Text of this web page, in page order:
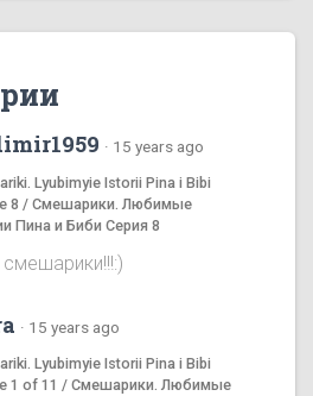
· 15 years ago
Lyubimyie Istorii Pina i Bibi
8 / Смешарики. Любимые
Пина и Биби Серия 8
смешаpики!!!:)
· 15 years ago
Lyubimyie Istorii Pina i Bibi
1 of 11 / Смешарики. Любимые